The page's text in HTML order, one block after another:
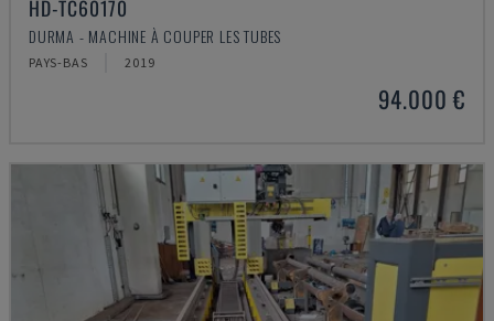
HD-TC60170
DURMA - MACHINE À COUPER LES TUBES
PAYS-BAS 2019
94.000 €